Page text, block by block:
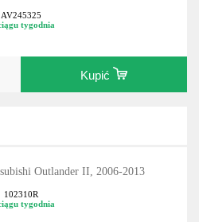
AV245325
tygodnia
Kupić
Outlander II, 2006-2013
102310R
tygodnia